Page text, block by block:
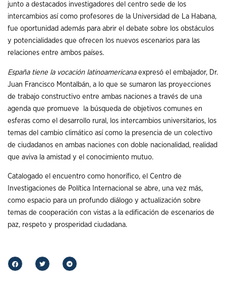
junto a destacados investigadores del centro sede de los
intercambios así como profesores de la Universidad de La Habana,
fue oportunidad además para abrir el debate sobre los obstáculos
y potencialidades que ofrecen los nuevos escenarios para las
relaciones entre ambos países.
España tiene la vocación latinoamericanaexpresó el embajador, Dr.
Juan Francisco Montalbán, a lo que se sumaron las proyecciones
de trabajo constructivo entre ambas naciones a través de una
agenda que promueve la búsqueda de objetivos comunes en
esferas como el desarrollo rural, los intercambios universitarios, los
temas del cambio climático así como la presencia de un colectivo
de ciudadanos en ambas naciones con doble nacionalidad, realidad
que aviva la amistad y el conocimiento mutuo.
Catalogado el encuentro como honorífico, el Centro de
Investigaciones de Política Internacional se abre, una vez más,
como espacio para un profundo diálogo y actualización sobre
temas de cooperación con vistas a la edificación de escenarios de
paz, respeto y prosperidad ciudadana.